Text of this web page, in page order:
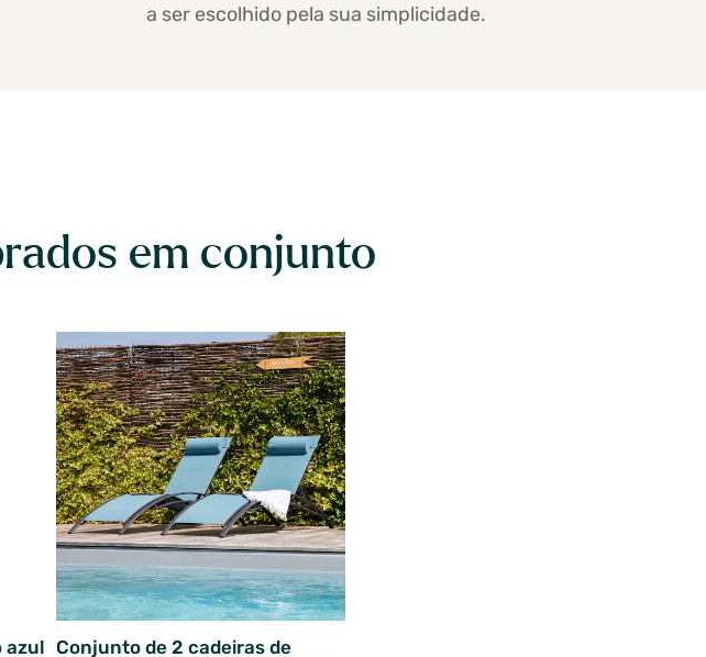
a ser escolhido pela sua simplicidade.
em conjunto
azul
Conjunto de 2 cadeiras de